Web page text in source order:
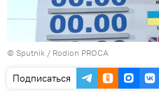
© Sputnik / Rodion PROCA
Подписаться